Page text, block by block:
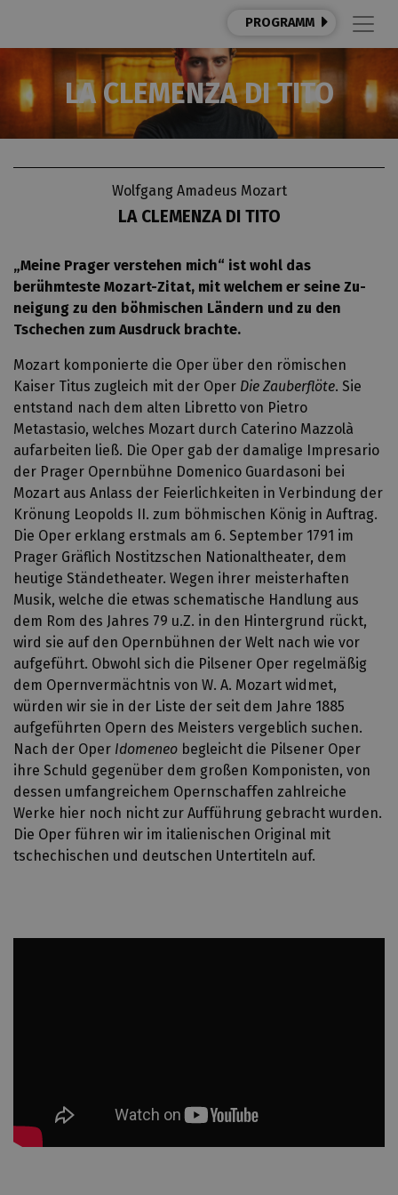
PROGRAMM
LA CLEMENZA DI TITO
Wolfgang Amadeus Mozart
LA CLEMENZA DI TITO
„Meine Prager verstehen mich“ ist wohl das
berühmteste Mozart-Zitat, mit welchem er seine Zu-
neigung zu den böhmischen Ländern und zu den
Tschechen zum Ausdruck brachte.
Mozart komponierte die Oper über den römischen
Kaiser Titus zugleich mit der Oper Die Zauberflöte. Sie
entstand nach dem alten Libretto von Pietro
Metastasio, welches Mozart durch Caterino Mazzolà
aufarbeiten ließ. Die Oper gab der damalige Impresario
der Prager Opernbühne Domenico Guardasoni bei
Mozart aus Anlass der Feierlichkeiten in Verbindung der
Krönung Leopolds II. zum böhmischen König in Auftrag.
Die Oper erklang erstmals am 6. September 1791 im
Prager Gräflich Nostitzschen Nationaltheater, dem
heutige Ständetheater. Wegen ihrer meisterhaften
Musik, welche die etwas schematische Handlung aus
dem Rom des Jahres 79 u.Z. in den Hintergrund rückt,
wird sie auf den Opernbühnen der Welt nach wie vor
aufgeführt. Obwohl sich die Pilsener Oper regelmäßig
dem Opernvermächtnis von W. A. Mozart widmet,
würden wir sie in der Liste der seit dem Jahre 1885
aufgeführten Opern des Meisters vergeblich suchen.
Nach der Oper Idomeneo begleicht die Pilsener Oper
ihre Schuld gegenüber dem großen Komponisten, von
dessen umfangreichem Opernschaffen zahlreiche
Werke hier noch nicht zur Aufführung gebracht wurden.
Die Oper führen wir im italienischen Original mit
tschechischen und deutschen Untertiteln auf.